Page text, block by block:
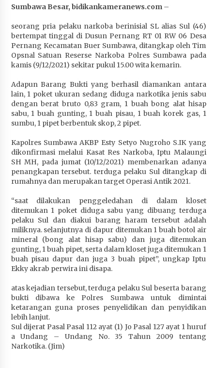
Penurunan Stunting di Sumbawa
Wabup Ansori Apresiasi Rekomendasi dan
Pandangan Fraksi – Fraksi DPRD Sumbawa
4 minggu ago
Bupati Sumbawa Lepas 487 Atlet dari Berbagai
Cabor yang Akan Berjuang pada PORPROV XII
NTB 2026
4 minggu ago
Program 100 Mustahik Per Desa di Desa Teluk
Santong
4 minggu ago
Dosen UTS Siap Kembangkan Inovasi Lewat
4 minggu ago
Terapkan “Polantas Menyapa”, Satlantas Polres
Sumbawa Berupaya Wujudkan Pelayanan
Kepolisian yang Profesional
4 minggu ago
Sumbawa Terus Dirasakan Masyarakat
4 minggu ago
Sumbawa Besar, bidikankameranews.com–
seorang pria pelaku narkoba berinisial SL alias Sul (46)
bertempat tinggal di Dusun Pernang RT 01 RW 06 Desa
Pernang Kecamatan Buer Sumbawa, ditangkap oleh Tim
Opsnal Satuan Reserse Narkoba Polres Sumbawa pada
kamis (9/12/2021) sekitar pukul 15.00 wita kemarin.
Adapun Barang Bukti yang berhasil diamankan antara
lain, 1 poket ukuran sedang diduga narkotika jenis sabu
dengan berat bruto 0,83 gram, 1 buah bong alat hisap
sabu, 1 buah gunting, 1 buah pisau, 1 buah korek gas, 1
sumbu, 1 pipet berbentuk skop, 2 pipet.
Kapolres Sumbawa AKBP Esty Setyo Nugroho S.IK yang
dikonfirmasi melalui Kasat Res Narkoba, Iptu Malaungi
SH MH, pada jumat (10/12/2021) membenarkan adanya
penangkapan tersebut. terduga pelaku Sul ditangkap di
rumahnya dan merupakan target Operasi Antik 2021.
“saat dilakukan penggeledahan di dalam kloset
ditemukan 1 poket diduga sabu yang dibuang terduga
pelaku Sul dan diakui barang haram tersebut adalah
miliknya. selanjutnya di dapur ditemukan 1 buah botol air
mineral (bong alat hisap sabu) dan juga ditemukan
gunting, 1 buah pipet, serta dalam kloset juga ditemukan 1
buah pisau dapur dan juga 3 buah pipet”, ungkap Iptu
Ekky akrab perwira ini disapa.
atas kejadian tersebut, terduga pelaku Sul beserta barang
bukti dibawa ke Polres Sumbawa untuk dimintai
ketarangan guna proses penyelidikan dan penyidikan
lebih lanjut.
Sul dijerat Pasal Pasal 112 ayat (1) Jo Pasal 127 ayat 1 huruf
a Undang – Undang No. 35 Tahun 2009 tentang
Narkotika. (Jim)